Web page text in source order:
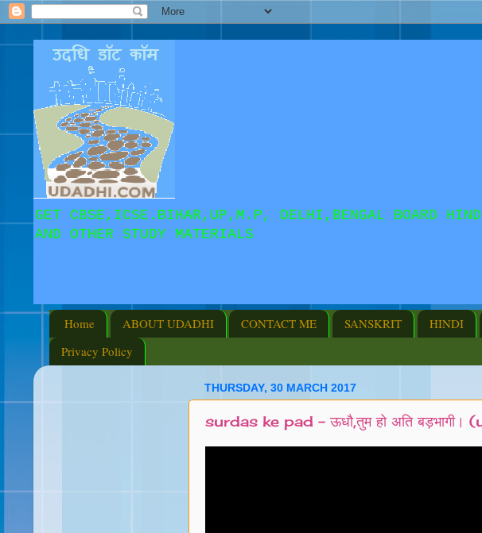
GET CBSE,ICSE.BIHAR,UP,M.P, DELHI,BENGAL BOARD HINDI
AND OTHER STUDY MATERIALS
Home ABOUT UDADHI CONTACT ME SANSKRIT HINDI
Privacy Policy
THURSDAY, 30 MARCH 2017
surdas ke pad - ऊधौ,तुम हो अति